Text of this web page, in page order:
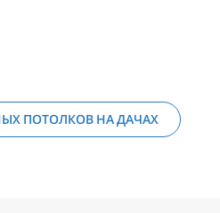
ПОТОЛКОВ НА ДАЧАХ